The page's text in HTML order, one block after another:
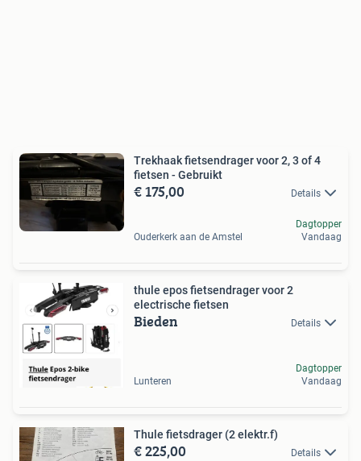
Trekhaak fietsendrager voor 2, 3 of 4
fietsen - Gebruikt
€ 175,00 Details
Ouderkerk aan de Amstel
Dagtopper
Vandaag
thule epos fietsendrager voor 2
electrische fietsen
Bieden Details
Lunteren
Dagtopper
Vandaag
Thule fietsdrager (2 elektr.f)
€ 225,00 Details